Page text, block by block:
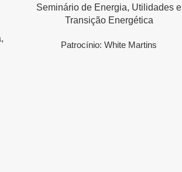
Seminário de Energia, Utilidades e
Transição Energética
Patrocínio: White Martins